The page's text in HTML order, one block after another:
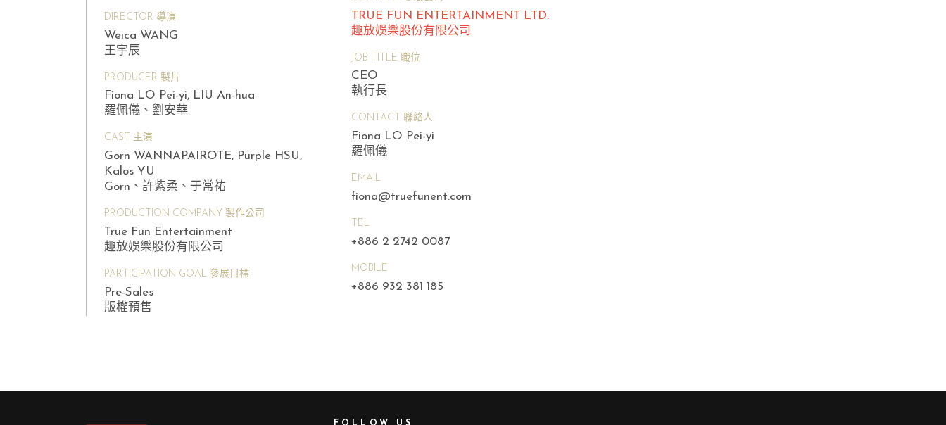
DIRECTOR 導演
Weica WANG
王宇辰
PRODUCER 製片
Fiona LO Pei-yi, LIU An-hua
羅佩儀、劉安華
CAST 主演
Gorn WANNAPAIROTE, Purple HSU,
Kalos YU
Gorn、許紫柔、于常祐
PRODUCTION COMPANY 製作公司
True Fun Entertainment
趣放娛樂股份有限公司
PARTICIPATION GOAL 參展目標
Pre-Sales
版權預售
TRUE FUN ENTERTAINMENT LTD.
趣放娛樂股份有限公司
JOB TITLE 職位
CEO
執行長
CONTACT 聯絡人
Fiona LO Pei-yi
羅佩儀
EMAIL
fiona@truefunent.com
TEL
+886 2 2742 0087
MOBILE
+886 932 381 185